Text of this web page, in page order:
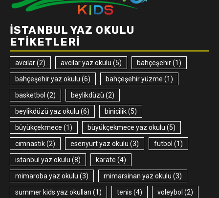
İSTANBUL YAZ OKULU
ETIKETLERI
avcılar(2) avcılar yaz okulu (5) bahçeşehir(1)
bahçeşehir yaz okulu (6) bahçeşehir yüzme (1)
basketbol (2) beylikdüzü (2)
beylikdüzü yaz okulu (6) binicilik(5)
büyükçekmece (1) büyükçekmece yaz okulu (5)
cimnastik(2) esenyurt yaz okulu (3) futbol (1)
istanbul yaz okulu (8) karate (4)
mimaroba yaz okulu (3) mimarsinan yaz okulu (3)
summer kids yaz okulları (1) tenis (4) voleybol (2)